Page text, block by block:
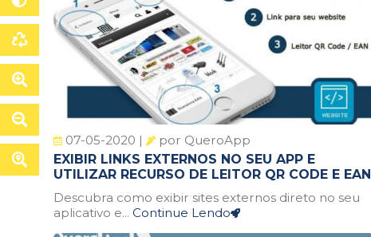
07-05-2020 |
por QueroApp
EXIBIR LINKS EXTERNOS NO SEU APP E
UTILIZAR RECURSO DE LEITOR QR CODE E EAN
Descubra como exibir sites externos direto no seu
aplicativo e... Continue Lendo